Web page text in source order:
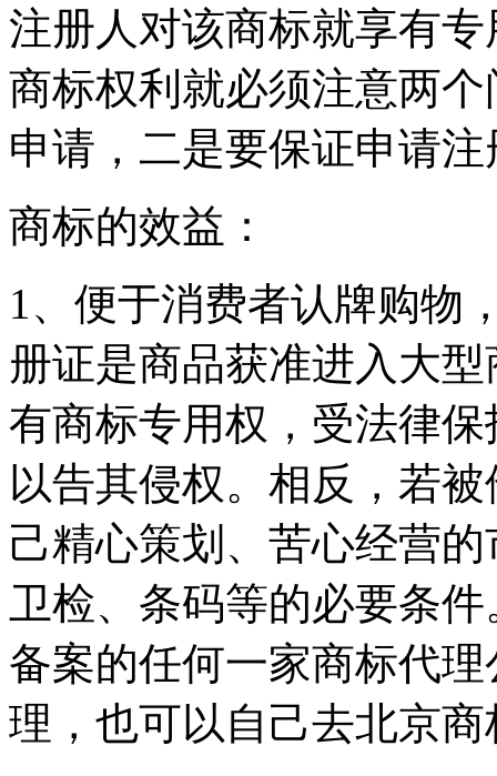
注册人对该商标就享有
商标权利就必须注意两
申请，二是要保证申请
商标的效益：
1、便于消费者认牌购物
册证是商品获准进入大
有商标专用权，受法律
以告其侵权。相反，若
己精心策划、苦心经营
卫检、条码等的必要条
备案的任何一家商标代
理，也可以自己去北京